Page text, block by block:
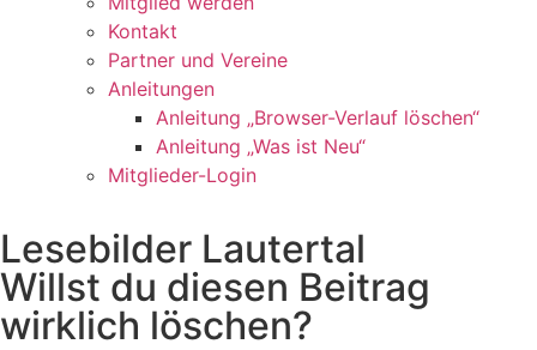
Kontakt
Partner und Vereine
Anleitungen
Anleitung „Browser-Verlauf löschen“
Anleitung „Was ist Neu“
Mitglieder-Login
Lesebilder Lautertal
Willst du diesen Beitrag
wirklich löschen?